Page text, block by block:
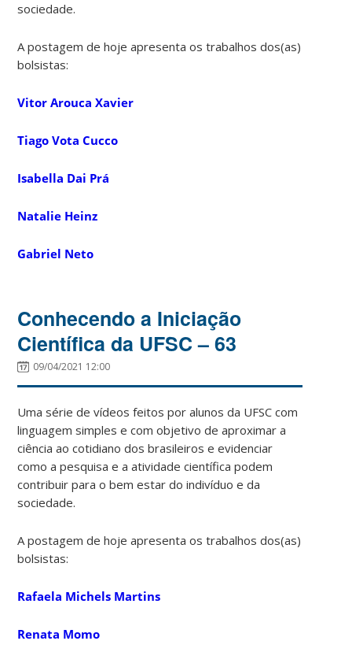
sociedade.
A postagem de hoje apresenta os trabalhos dos(as)
bolsistas:
Vitor Arouca Xavier
Tiago Vota Cucco
Isabella Dai Prá
Natalie Heinz
Gabriel Neto
Conhecendo a Iniciação
Científica da UFSC – 63
09/04/2021 12:00
Uma série de vídeos feitos por alunos da UFSC com
linguagem simples e com objetivo de aproximar a
ciência ao cotidiano dos brasileiros e evidenciar
como a pesquisa e a atividade científica podem
contribuir para o bem estar do indivíduo e da
sociedade.
A postagem de hoje apresenta os trabalhos dos(as)
bolsistas:
Rafaela Michels Martins
Renata Momo